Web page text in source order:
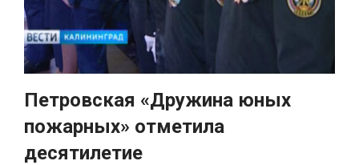
Петровская «Дружина юных
пожарных» отметила
десятилетие